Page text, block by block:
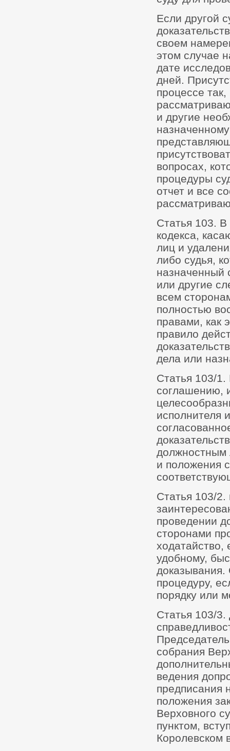
Если другой
своем
этом случае
дате
дней.
процессе
и другие
вопросах,
процедуры
отчет и все
Статья 103. В
кодекса,
лиц и
либо судья,
назначенный
или другие
всем
полностью
правами, как
правило
дела или
Статья 103/1.
соглашению,
исполнителя
должностным
и положения
Статья 103/2.
проведении
сторонами
ходатайство,
удобному,
процедуру,
порядку или
Статья 103/3.
собрания
ведения
предписания
положения
Верховного
пунктом,
Королевском